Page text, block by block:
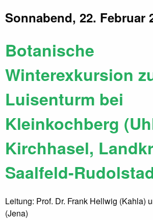
Sonnabend, 22. Februar
Botanische
Winterexkursion
Luisenturm bei
Kleinkochberg
Kirchhasel,
Saalfeld-
Leitung: Prof. Dr. Frank Hellwig (Kahla)
(Jena)